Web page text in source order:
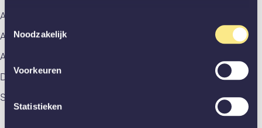
Noodzakelijk
Voorkeuren
Statistieken
Alle producten
Aluminium deuren
Akoestische panelen
Deuren
Stalen deuren